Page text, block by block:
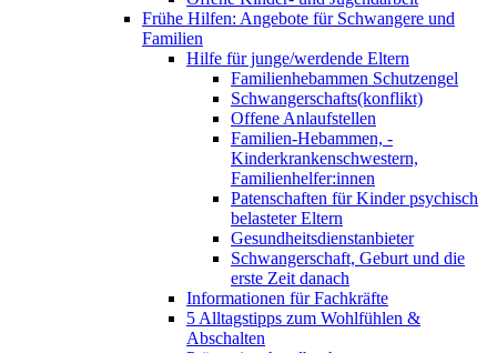
Frühe Hilfen: Angebote für Schwangere und
Familien
Hilfe für junge/werdende Eltern
Familienhebammen Schutzengel
Schwangerschafts(konflikt)
Offene Anlaufstellen
Familien-Hebammen, -
Kinderkrankenschwestern,
Familienhelfer:innen
Patenschaften für Kinder psychisch
belasteter Eltern
Gesundheitsdienstanbieter
Schwangerschaft, Geburt und die
erste Zeit danach
Informationen für Fachkräfte
5 Alltagstipps zum Wohlfühlen &
Abschalten